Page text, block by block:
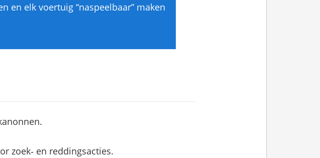
en elk voertuig “naspeelbaar” maken
zoek‑ en reddingsacties.